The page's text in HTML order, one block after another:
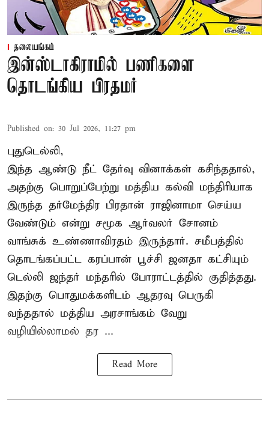
தலையங்கம்
இன்ஸ்டாகிராமில் பணிகளை
தொடங்கிய பிரதமர்
Published on: 30 Jul 2026, 11:27 pm
புதுடெல்லி,
இந்த ஆண்டு நீட் தேர்வு வினாக்கள் கசிந்ததால்,
அதற்கு பொறுப்பேற்று மத்திய கல்வி மந்திரியாக
இருந்த தர்மேந்திர பிரதான் ராஜினாமா செய்ய
வேண்டும் என்று சமூக ஆர்வலர் சோனம்
வாங்சுக் உண்ணாவிரதம் இருந்தார். சமீபத்தில்
தொடங்கப்பட்ட கரப்பான் பூச்சி ஜனதா கட்சியும்
டெல்லி ஜந்தர் மந்தரில் போராட்டத்தில் குதித்தது.
இதற்கு பொதுமக்களிடம் ஆதரவு பெருகி
வந்ததால் மத்திய அரசாங்கம் வேறு
வழியில்லாமல் தர ...
Read More